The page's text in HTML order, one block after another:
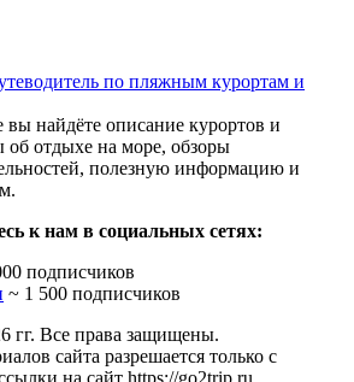
по пляжным курортам и
найдёте описание курортов и
об отдыхе на море, обзоры
полезную информацию и
к нам в социальных сетях:
подписчиков
~ 1 500 подписчиков
гг. Все права защищены.
сайта разрешается только с